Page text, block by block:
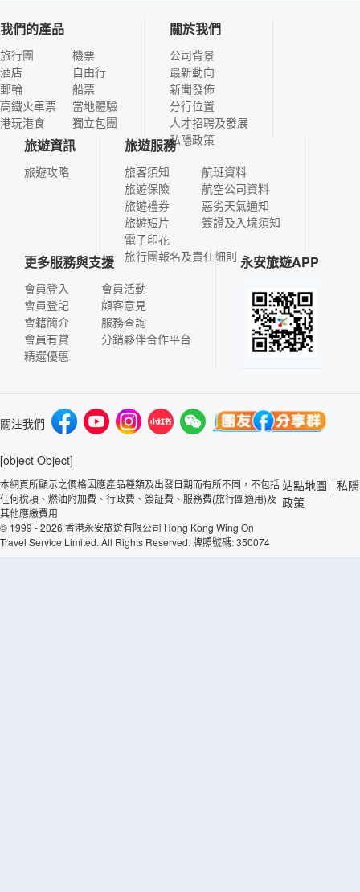
我們的產品
旅行團
酒店
郵輪
高鐵火車票
港玩港食
機票
自由行
船票
當地體驗
獨立包團
關於我們
公司背景
最新動向
新聞發佈
分行位置
人才招聘及發展
私隱政策
旅遊資訊
旅遊攻略
旅遊服務
旅客須知
旅遊保險
旅遊禮券
旅遊短片
電子印花
航班資料
航空公司資料
惡劣天氣通知
簽證及入境須知
旅行團報名及責任細則
更多服務與支援
會員登入
會員登記
會籍簡介
會員有賞
精選優惠
會員活動
顧客意見
服務查詢
分銷夥伴合作平台
永安旅遊APP
關注我們
[object Object]
本網頁所顯示之價格因應產品種類及出發日期而有所不同，不包括
任何稅項、燃油附加費、行政費、簽証費、服務費(旅行團適用)及
其他應繳費用
© 1999 - 2026 香港永安旅遊有限公司 Hong Kong Wing On
Travel Service Limited. All Rights Reserved. 牌照號碼: 350074
站點地圖 | 私隱
政策